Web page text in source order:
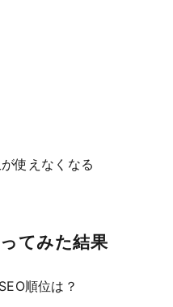
使えなくなる
てみた結果
順位は？